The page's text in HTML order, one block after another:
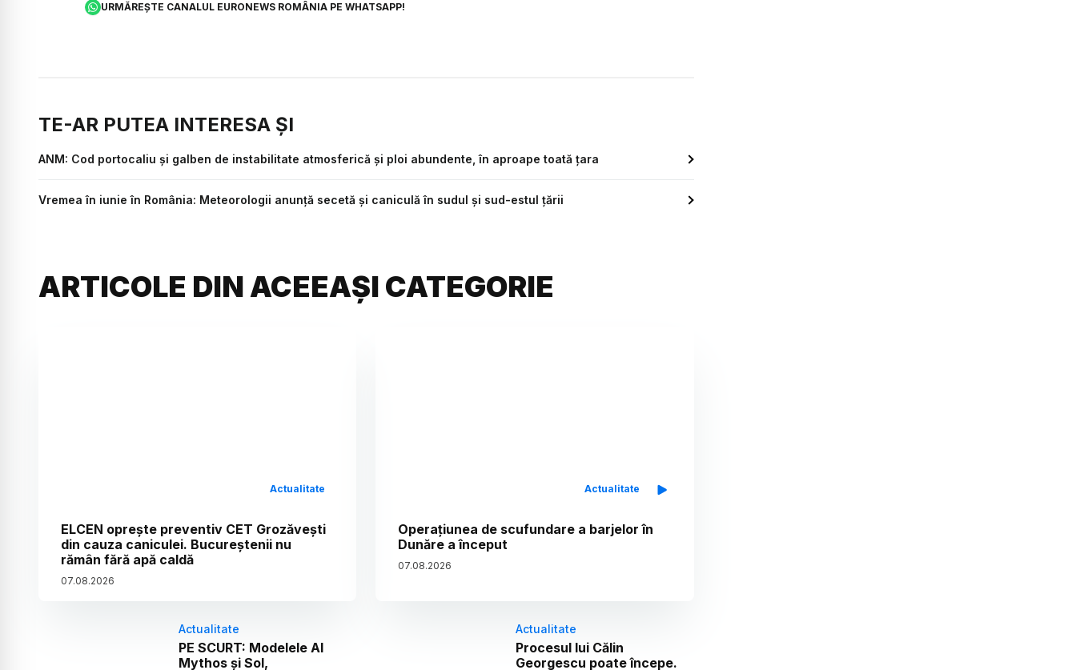
URMĂREȘTE CANALUL EURONEWS ROMÂNIA PE WHATSAPP!
TE-AR PUTEA INTERESA ȘI
ANM: Cod portocaliu și galben de instabilitate atmosferică și ploi abundente, în aproape toată țara
Vremea în iunie în România: Meteorologii anunță secetă și caniculă în sudul și sud-estul țării
ARTICOLE DIN ACEEAȘI CATEGORIE
Actualitate
ELCEN oprește preventiv CET Grozăvești
din cauza caniculei. Bucureștenii nu
rămân fără apă caldă
07.08.2026
Actualitate
Operațiunea de scufundare a barjelor în
Dunăre a început
07.08.2026
Actualitate
PE SCURT: Modelele AI
Mythos și Sol,
Actualitate
Procesul lui Călin
Georgescu poate începe.